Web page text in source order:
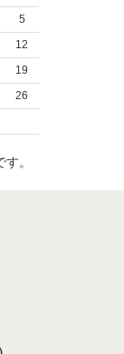
5
12
19
26
。